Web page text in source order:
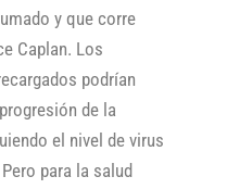
y que corre
Caplan. Los
podrían
de la
el nivel de virus
para la salud